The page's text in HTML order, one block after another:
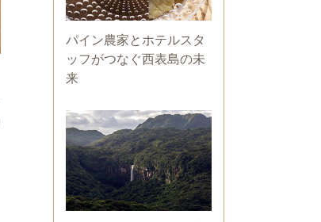
パイン農家とホテルスタ
ッフがつなぐ西表島の未
来